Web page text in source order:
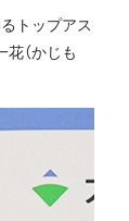
トップアス
（かじも